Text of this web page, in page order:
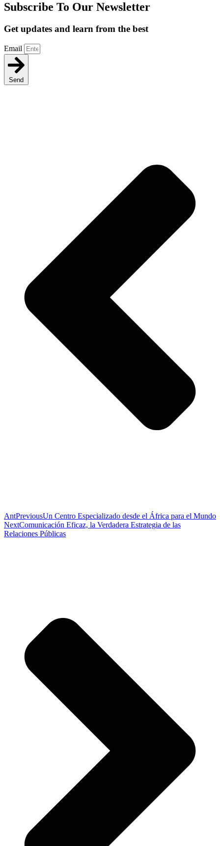
Subscribe To Our Newsletter
Get updates and learn from the best
Email
Send
AntPreviousUn Centro Especializado desde el África para el Mundo
NextComunicación Eficaz, la Verdadera Estrategia de las
Relaciones Públicas